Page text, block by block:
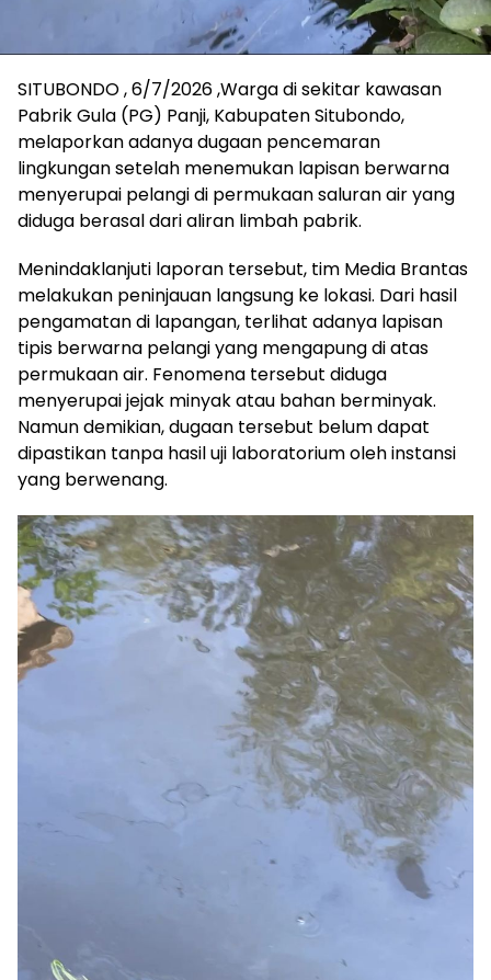
SITUBONDO , 6/7/2026 ,Warga di sekitar kawasan
Pabrik Gula (PG) Panji, Kabupaten Situbondo,
melaporkan adanya dugaan pencemaran
lingkungan setelah menemukan lapisan berwarna
menyerupai pelangi di permukaan saluran air yang
diduga berasal dari aliran limbah pabrik.
Menindaklanjuti laporan tersebut, tim Media Brantas
melakukan peninjauan langsung ke lokasi. Dari hasil
pengamatan di lapangan, terlihat adanya lapisan
tipis berwarna pelangi yang mengapung di atas
permukaan air. Fenomena tersebut diduga
menyerupai jejak minyak atau bahan berminyak.
Namun demikian, dugaan tersebut belum dapat
dipastikan tanpa hasil uji laboratorium oleh instansi
yang berwenang.